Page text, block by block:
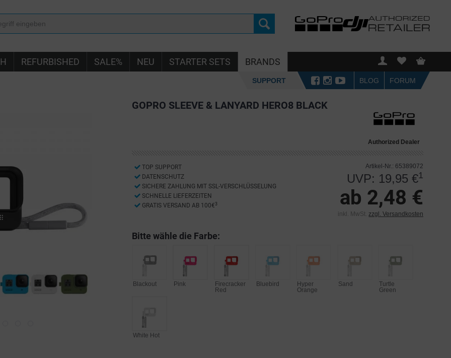
REFURBISHED SALE% NEU STARTER SETS BRANDS
SUPPORT BLOG FORUM
GOPRO SLEEVE & LANYARD HERO8 BLACK
Authorized Dealer
TOP SUPPORT
DATENSCHUTZ
SICHERE ZAHLUNG MIT SSL-VERSCHLÜSSELUNG
SCHNELLE LIEFERZEITEN
GRATIS VERSAND AB 100€ 3
Artikel-Nr.: 65389072
UVP: 19,95 €1
ab 2,48 €
inkl. MwSt.zzgl. Versandkosten
Bitte wähle die Farbe:
Blackout Pink
Firecracker
Red
Bluebird
Hyper
Orange
Sand
Turtle
Green
White Hot